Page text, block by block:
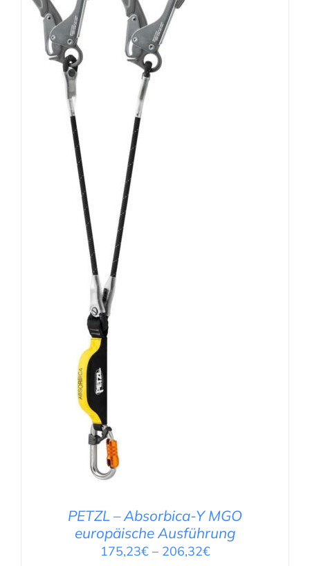
AUSFÜHRUNG WÄHLEN
DETAILS
PETZL – Absorbica-Y MGO
europäische Ausführung
175,23€– 206,32€